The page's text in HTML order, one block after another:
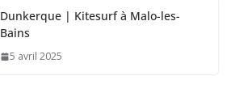
Dunkerque | Kitesurf à Malo-les-
Bains
5 avril 2025